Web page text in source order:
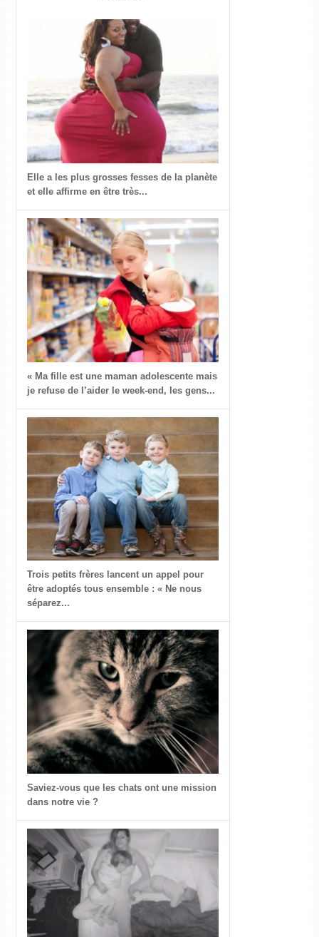
Elle a les plus grosses fesses de la planète
et elle affirme en être très...
« Ma fille est une maman adolescente mais
je refuse de l’aider le week-end, les gens...
Trois petits frères lancent un appel pour
être adoptés tous ensemble : « Ne nous
séparez...
Saviez-vous que les chats ont une mission
dans notre vie ?